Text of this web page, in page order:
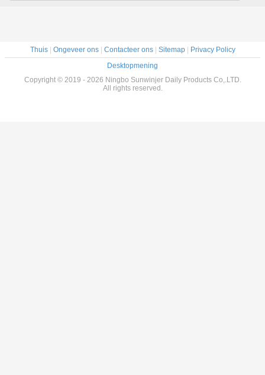
Container
Thuis| Ongeveer ons| Contacteer ons| Sitemap| Privacy Policy
Desktopmening
Copyright © 2019 - 2026 Ningbo Sunwinjer Daily Products Co,.LTD.
All rights reserved.